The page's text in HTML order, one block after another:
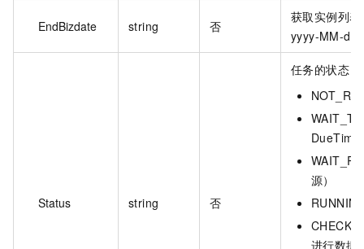
EndBizdate string 否
获取实例列
yyyy-MM-dd
Status string 否
任务的状态
源）
进行数据